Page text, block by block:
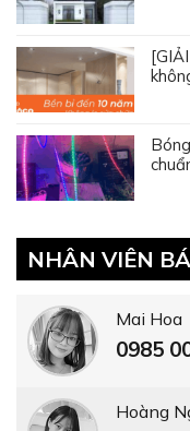
NHÂN VIÊN
Mai Hoa
0985
Hoàng